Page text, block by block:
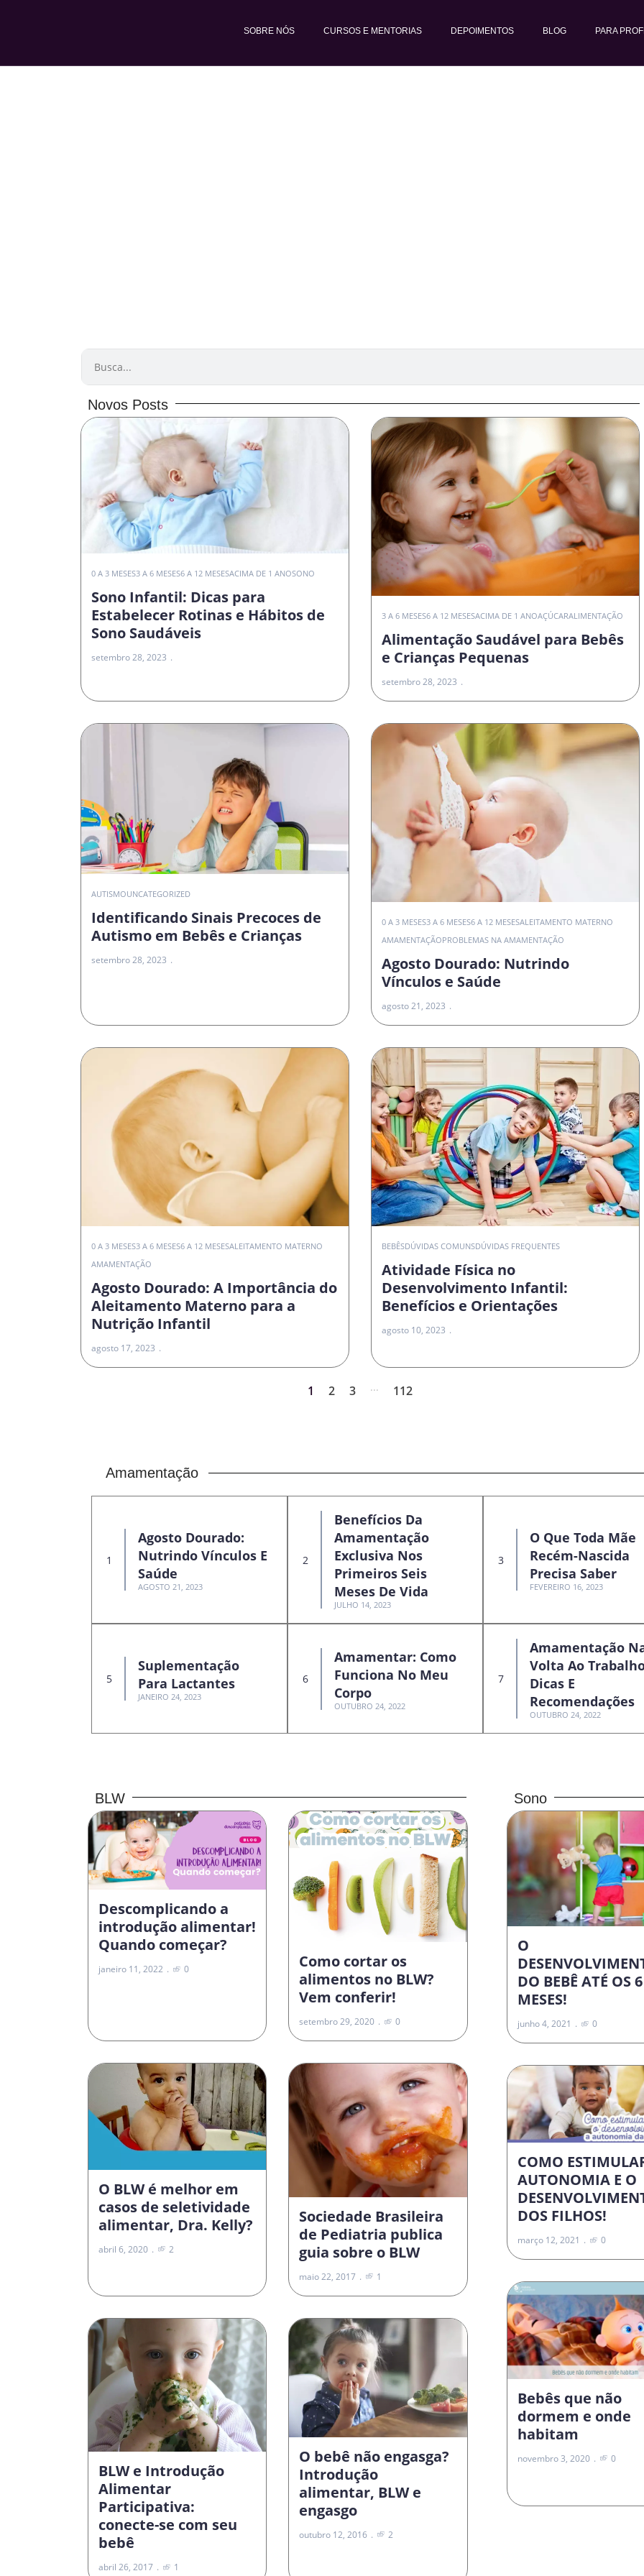
conteúdo
SOBRE NÓS CURSOS E MENTORIAS DEPOIMENTOS BLOG PARA
PESQUISAR
Novos Posts
0 A 3 MESES3 A 6 MESES6 A 12 MESESACIMA DE 1 ANOSONO
Sono Infantil: Dicas para
Estabelecer Rotinas e Hábitos de
Sono Saudáveis
setembro 28, 2023
3 A 6 MESES6 A 12 MESESACIMA DE 1 ANOAÇÚCARALIMENTAÇÃO
Alimentação Saudável para Bebês
e Crianças Pequenas
setembro 28, 2023
AUTISMOUNCATEGORIZED
Identificando Sinais Precoces de
Autismo em Bebês e Crianças
setembro 28, 2023
0 A 3 MESES3 A 6 MESES6 A 12 MESESALEITAMENTO MATERNO
AMAMENTAÇÃOPROBLEMAS NA AMAMENTAÇÃO
Agosto Dourado: Nutrindo
Vínculos e Saúde
agosto 21, 2023
0 A 3 MESES3 A 6 MESES6 A 12 MESESALEITAMENTO MATERNO
AMAMENTAÇÃO
Agosto Dourado: A Importância do
Aleitamento Materno para a
Nutrição Infantil
agosto 17, 2023
BEBÊSDÚVIDAS COMUNSDÚVIDAS FREQUENTES
Atividade Física no
Desenvolvimento Infantil:
Benefícios e Orientações
agosto 10, 2023
1 2 3 ... 112
Amamentação
Agosto Dourado:
Nutrindo Vínculos E
Saúde
AGOSTO 21, 2023
Benefícios Da
Amamentação
Exclusiva Nos
Primeiros Seis
Meses De Vida
JULHO 14, 2023
O Que Toda Mãe
Recém-Nascida
Precisa Saber
FEVEREIRO 16, 2023
Suplementação
Para Lactantes
JANEIRO 24, 2023
Amamentar: Como
Funciona No Meu
Corpo
OUTUBRO 24, 2022
Amamentação
Volta Ao
Dicas E
Recomendações
OUTUBRO 24, 2022
BLW
Descomplicando a
introdução alimentar!
Quando começar?
janeiro 11, 2022 0
Como cortar os
alimentos no BLW?
Vem conferir!
setembro 29, 2020 0
O BLW é melhor em
casos de seletividade
alimentar, Dra. Kelly?
abril 6, 2020 2
Sociedade Brasileira
de Pediatria publica
guia sobre o BLW
maio 22, 2017 1
BLW e Introdução
Alimentar
Participativa:
conecte-se com seu
bebê
abril 26, 2017 1
O bebê não engasga?
Introdução
alimentar, BLW e
engasgo
outubro 12, 2016 2
Sono
O
DO BEBÊ ATÉ OS 6
MESES!
junho 4, 2021 0
COMO
AUTONOMIA E O
DOS FILHOS!
março 12, 2021 0
Bebês que não
dormem e onde
habitam
novembro 3, 2020 0